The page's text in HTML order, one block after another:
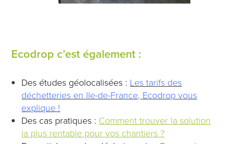
Ecodrop c’est également :
Des études géolocalisées : Les tarifs des
déchetteries en Ile-de-France, Ecodrop vous
explique !
Des cas pratiques : Comment trouver la solution
la plus rentable pour vos chantiers ?